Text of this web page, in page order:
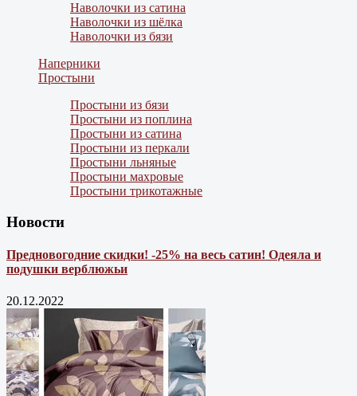
Наволочки из сатина
Наволочки из шёлка
Наволочки из бязи
Наперники
Простыни
Простыни из бязи
Простыни из поплина
Простыни из сатина
Простыни из перкали
Простыни льняные
Простыни махровые
Простыни трикотажные
Новости
Предновогодние скидки! -25% на весь сатин! Одеяла и
подушки верблюжьи
20.12.2022